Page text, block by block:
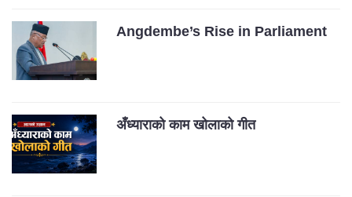
Angdembe’s Rise in Parliament
अँध्याराको काम खोलाको गीत